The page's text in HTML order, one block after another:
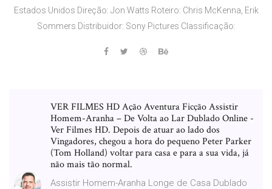
Estados Unidos Direção: Jon Watts Roteiro: Chris McKenna, Erik
Sommers Distribuidor: Sony Pictures Classificação:
VER FILMES HD Ação Aventura Ficção Assistir
Homem-Aranha – De Volta ao Lar Dublado Online -
Ver Filmes HD. Depois de atuar ao lado dos
Vingadores, chegou a hora do pequeno Peter Parker
(Tom Holland) voltar para casa e para a sua vida, já
não mais tão normal.
Assistir Homem-Aranha Longe de Casa Dublado